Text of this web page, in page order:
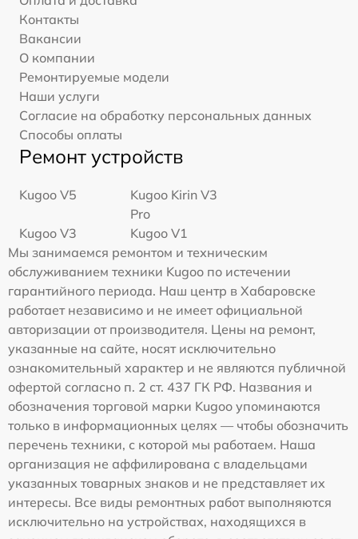
Контакты
Вакансии
О компании
Ремонтируемые модели
Наши услуги
Согласие на обработку персональных данных
Способы оплаты
Ремонт устройств
Kugoo V5
Kugoo Kirin V3
Pro
Kugoo V3
Kugoo V1
Мы занимаемся ремонтом и техническим
обслуживанием техники Kugoo по истечении
гарантийного периода. Наш центр в Хабаровске
работает независимо и не имеет официальной
авторизации от производителя. Цены на ремонт,
указанные на сайте, носят исключительно
ознакомительный характер и не являются публичной
офертой согласно п. 2 ст. 437 ГК РФ. Названия и
обозначения торговой марки Kugoo упоминаются
только в информационных целях — чтобы обозначить
перечень техники, с которой мы работаем. Наша
организация не аффилирована с владельцами
указанных товарных знаков и не представляет их
интересы. Все виды ремонтных работ выполняются
исключительно на устройствах, находящихся в